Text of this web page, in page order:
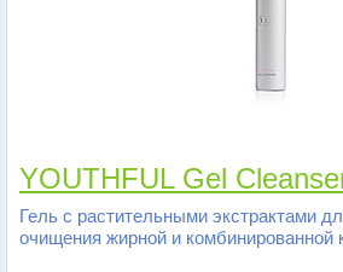
YOUTHFUL Gel
Гель с растительными экстрактами
очищения жирной и комбинированной